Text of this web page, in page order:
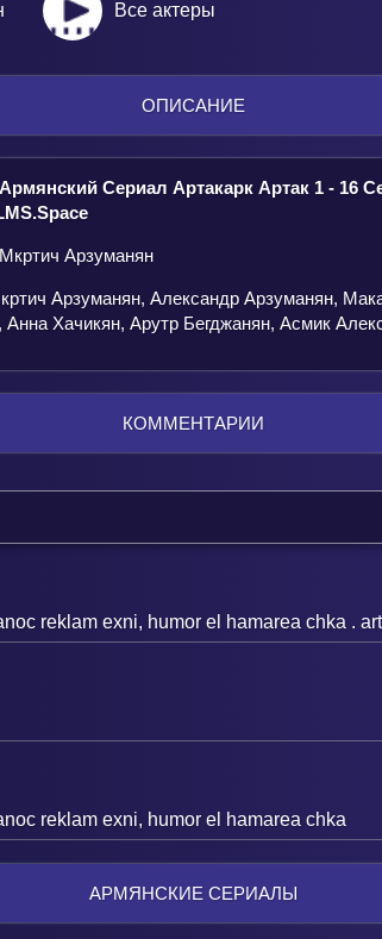
Все актеры
ОПИСАНИЕ
Сериал Артакарк Артак 1 - 16
Арзуманян
Арзуманян, Александр Арзуманян,
Анна Хачикян, Арутр Бегджанян, Асмик
КОММЕНТАРИИ
reklam exni, humor el hamarea chka .
reklam exni, humor el hamarea chka
АРМЯНСКИЕ СЕРИАЛЫ